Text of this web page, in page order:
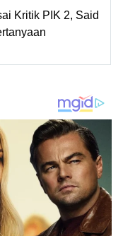
Kritik PIK 2, Said